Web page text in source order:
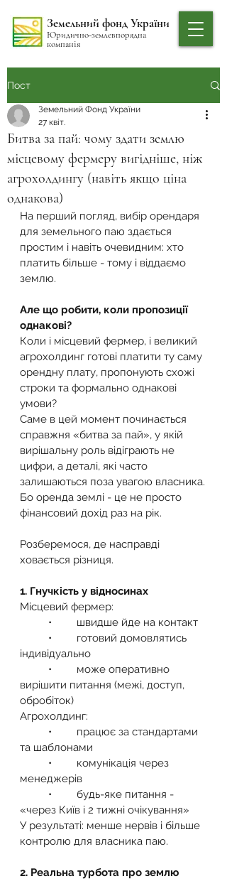
Земельний фонд України
Юридично-землевпорядна
компанія
Пост
Битва за пай: чому здати землю
місцевому фермеру вигідніше, ніж
агрохолдингу (навіть якщо ціна
однакова)
Земельний Фонд України
27 квіт.
На перший погляд, вибір орендаря
для земельного паю здається
простим і навіть очевидним: хто
платить більше - тому і віддаємо
землю.
Але що робити, коли пропозиції
однакові?
Коли і місцевий фермер, і великий
агрохолдинг готові платити ту саму
орендну плату, пропонують схожі
строки та формально однакові
умови?
Саме в цей момент починається
справжня «битва за пай», у якій
вирішальну роль відіграють не
цифри, а деталі, які часто
залишаються поза увагою власника.
Бо оренда землі - це не просто
фінансовий дохід раз на рік.
Розберемося, де насправді
ховається різниця.
1. Гнучкість у відносинах
Місцевий фермер:
	•	швидше йде на контакт
індивідуально
вирішити питання (межі, доступ,
обробіток)
Агрохолдинг:
та шаблонами
менеджерів
«через Київ і 2 тижні очікування»
У результаті: менше нервів і більше
контролю для власника паю.
2. Реальна турбота про землю